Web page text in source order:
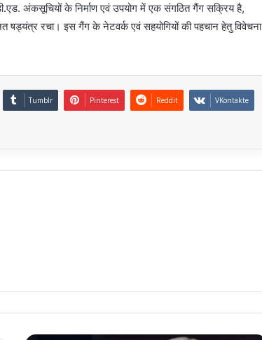
अंकसूचियों के निर्माण एवं उपयोग में एक संगठित गैंग सक्रिय है,
रचा। इस गैंग के नेटवर्क एवं सहयोगियों की पहचान हेतु विवेचना
Tumblr Pinterest Reddit VKontakte